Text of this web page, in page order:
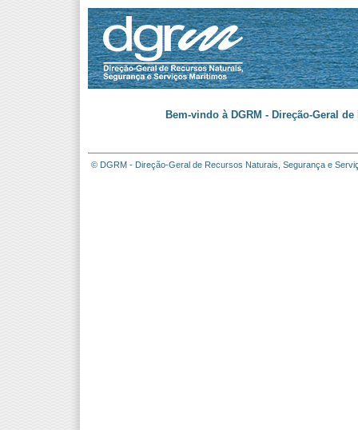
Bem-vindo à DGRM - Direção-Geral
© DGRM - Direção-Geral de Recursos Naturais, Segurança e